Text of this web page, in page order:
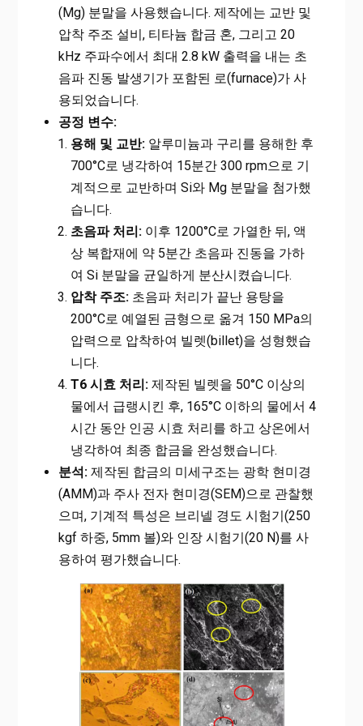
(Mg) 분말을 사용했습니다. 제작에는 교반 및
압착 주조 설비, 티타늄 합금 혼, 그리고 20
kHz 주파수에서 최대 2.8 kW 출력을 내는 초
음파 진동 발생기가 포함된 로(furnace)가 사
용되었습니다.
공정 변수:
용해 및 교반:알루미늄과 구리를 용해한 후
700°C로 냉각하여 15분간 300 rpm으로 기
계적으로 교반하며 Si와 Mg 분말을 첨가했
습니다.
초음파 처리:이후 1200°C로 가열한 뒤, 액
상 복합재에 약 5분간 초음파 진동을 가하
여 Si 분말을 균일하게 분산시켰습니다.
압착 주조:초음파 처리가 끝난 용탕을
200°C로 예열된 금형으로 옮겨 150 MPa의
압력으로 압착하여 빌렛(billet)을 성형했습
니다.
T6 시효 처리:제작된 빌렛을 50°C 이상의
물에서 급랭시킨 후, 165°C 이하의 물에서 4
시간 동안 인공 시효 처리를 하고 상온에서
냉각하여 최종 합금을 완성했습니다.
분석:제작된 합금의 미세구조는 광학 현미경
(AMM)과 주사 전자 현미경(SEM)으로 관찰했
으며, 기계적 특성은 브리넬 경도 시험기(250
kgf 하중, 5mm 볼)와 인장 시험기(20 N)를 사
용하여 평가했습니다.